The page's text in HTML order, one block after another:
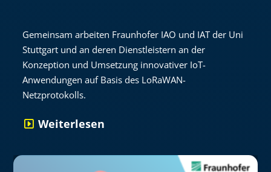
Gemeinsam arbeiten Fraunhofer IAO und IAT der Uni
Stuttgart und an deren Dienstleistern an der
Konzeption und Umsetzung innovativer IoT-
Anwendungen auf Basis des LoRaWAN-
Netzprotokolls.
Weiterlesen